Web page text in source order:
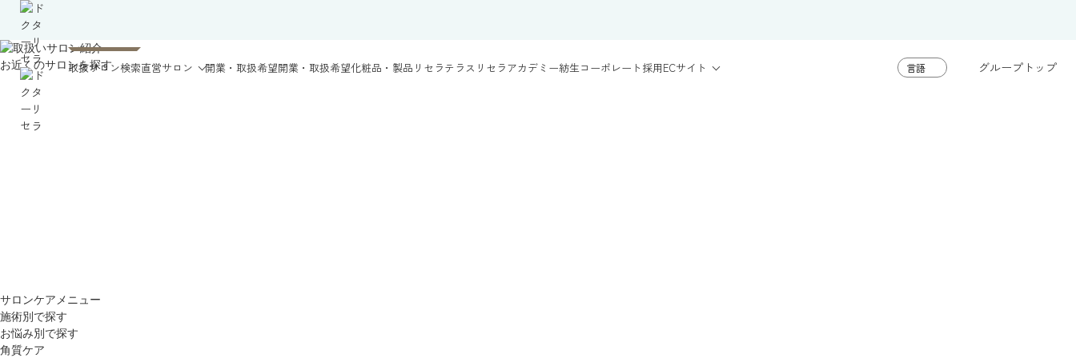
取扱サロン検索直営サロン 開業・取扱希望開業・取扱希望化粧品・製品 リセラテラス リセラアカデミー紡生コーポレート採用ECサイト グループトップ
お近くのサロンを探す
サロンケアメニュー
施術別で探す
お悩み別で探す
角質ケア